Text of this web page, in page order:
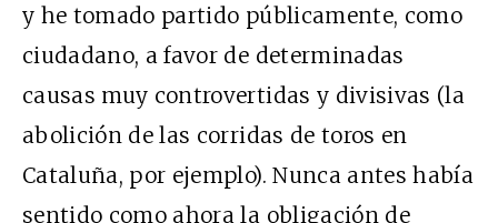
y he tomado partido públicamente, como
ciudadano, a favor de determinadas
causas muy controvertidas y divisivas (la
abolición de las corridas de toros en
Cataluña, por ejemplo). Nunca antes había
sentido como ahora la obligación de